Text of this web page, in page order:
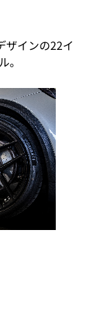
ザインの22イ
。